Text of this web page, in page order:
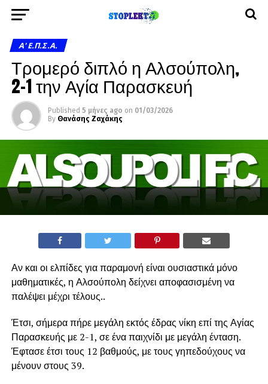
A' Ε.Π.Σ.Α.
Τρομερό διπλό η Αλσούπολη,
2-1 την Αγία Παρασκευή
Published 5 μήνες ago on 01/03/2026
By Θανάσης Ζαχάκης
Αν και οι ελπίδες για παραμονή είναι ουσιαστικά μόνο
μαθηματικές, η Αλσούπολη δείχνει αποφασισμένη να
παλέψει μέχρι τέλους..
Έτσι, σήμερα πήρε μεγάλη εκτός έδρας νίκη επί της Αγίας
Παρασκευής με 2-1, σε ένα παιχνίδι με μεγάλη ένταση.
Έφτασε έτσι τους 12 βαθμούς, με τους γηπεδούχους να
μένουν στους 39.